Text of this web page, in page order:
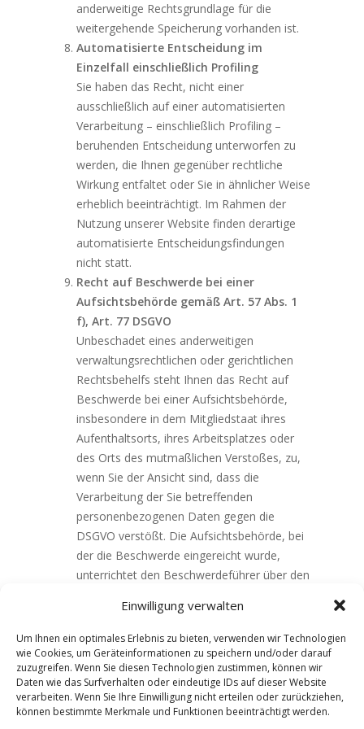
Einwilligung verwalten
Um Ihnen ein optimales Erlebnis zu bieten, verwenden wir Technologien
wie Cookies, um Geräteinformationen zu speichern und/oder darauf
zuzugreifen. Wenn Sie diesen Technologien zustimmen, können wir
Daten wie das Surfverhalten oder eindeutige IDs auf dieser Website
verarbeiten. Wenn Sie Ihre Einwilligung nicht erteilen oder zurückziehen,
können bestimmte Merkmale und Funktionen beeinträchtigt werden.
anderweitige Rechtsgrundlage für die
weitergehende Speicherung vorhanden ist.
Automatisierte Entscheidung im
Einzelfall einschließlich Profiling
Sie haben das Recht, nicht einer
ausschließlich auf einer automatisierten
Verarbeitung – einschließlich Profiling –
beruhenden Entscheidung unterworfen zu
werden, die Ihnen gegenüber rechtliche
Wirkung entfaltet oder Sie in ähnlicher Weise
erheblich beeinträchtigt. Im Rahmen der
Nutzung unserer Website finden derartige
automatisierte Entscheidungsfindungen
nicht statt.
Recht auf Beschwerde bei einer
Aufsichtsbehörde gemäß Art. 57 Abs. 1
f), Art. 77 DSGVO
Unbeschadet eines anderweitigen
verwaltungsrechtlichen oder gerichtlichen
Rechtsbehelfs steht Ihnen das Recht auf
Beschwerde bei einer Aufsichtsbehörde,
insbesondere in dem Mitgliedstaat ihres
Aufenthaltsorts, ihres Arbeitsplatzes oder
des Orts des mutmaßlichen Verstoßes, zu,
wenn Sie der Ansicht sind, dass die
Verarbeitung der Sie betreffenden
personenbezogenen Daten gegen die
DSGVO verstößt. Die Aufsichtsbehörde, bei
der die Beschwerde eingereicht wurde,
unterrichtet den Beschwerdeführer über den
einschließlich der Möglichkeit eines
gerichtlichen Rechtsbehelfs nach Art. 78
DSGVO. Zur Erleichterung Ihrer
Rechtsausübung finden Sie nachfolgend die
Adresse der für uns zuständigen
Aufsichtsbehörde: